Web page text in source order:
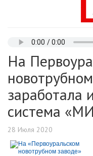
На
заработала
система
28 Июля 2020